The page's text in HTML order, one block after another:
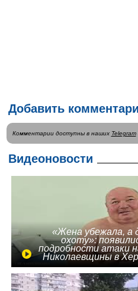
Добавить
Комментарии доступны в наших Telegram
Видеоновости
«Жена убежала, а
охоту»:
подробности атаки
Николаевщины в